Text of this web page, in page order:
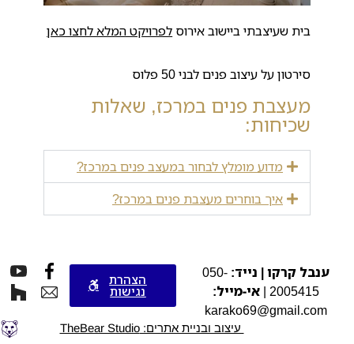
בית שעיצבתי ביישוב אירוס לפרויקט המלא לחצו כאן
סירטון על עיצוב פנים לבני 50 פלוס
מעצבת פנים במרכז, שאלות
שכיחות:
מדוע מומלץ לבחור במעצב פנים במרכז?
איך בוחרים מעצבת פנים במרכז?
ענבל קרקו | נייד: 050-
2005415 | אי-מייל:
karako69@gmail.com
הצהרת
נגישות
עיצוב ובניית אתרים: TheBear Studio